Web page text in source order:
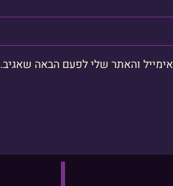
והאתר שלי לפעם הבאה שאגיב.